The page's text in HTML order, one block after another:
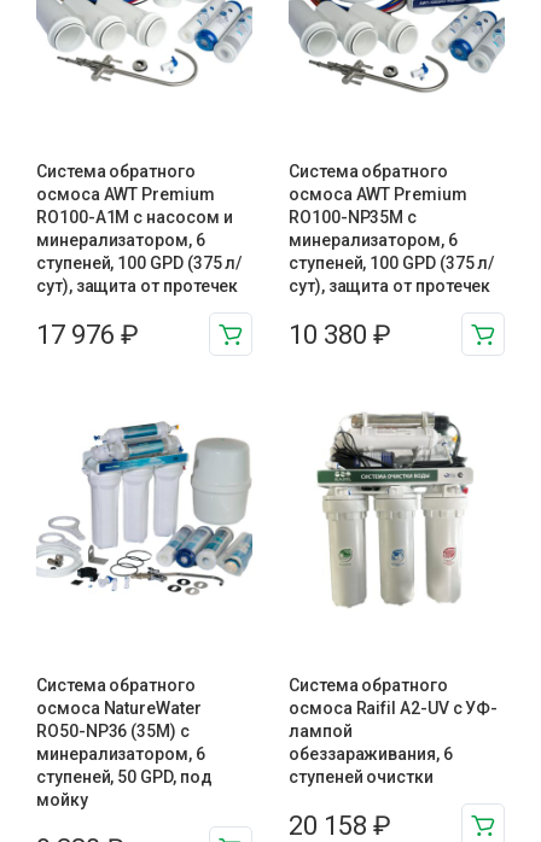
Система обратного
осмоса AWT Premium
RO100-A1М с насосом и
минерализатором, 6
ступеней, 100 GPD (375 л/
сут), защита от протечек
17 976 ₽
Система обратного
осмоса AWT Premium
RO100-NP35M с
минерализатором, 6
ступеней, 100 GPD (375 л/
сут), защита от протечек
10 380 ₽
Система обратного
осмоса NatureWater
RO50-NP36 (35M) с
минерализатором, 6
ступеней, 50 GPD, под
мойку
Система обратного
осмоса Raifil A2-UV с УФ-
лампой
обеззараживания, 6
ступеней очистки
20 158 ₽